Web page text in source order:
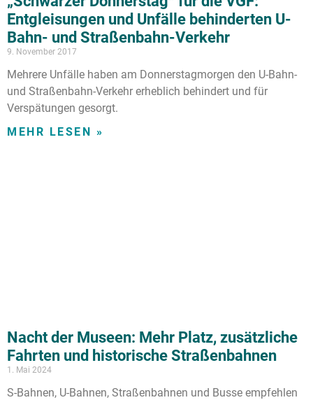
Entgleisungen und Unfälle behinderten U-
Bahn- und Straßenbahn-Verkehr
9. November 2017
Mehrere Unfälle haben am Donnerstagmorgen den U-Bahn-
und Straßenbahn-Verkehr erheblich behindert und für
Verspätungen gesorgt.
MEHR LESEN »
Nacht der Museen: Mehr Platz, zusätzliche
Fahrten und historische Straßenbahnen
1. Mai 2024
S-Bahnen, U-Bahnen, Straßenbahnen und Busse empfehlen